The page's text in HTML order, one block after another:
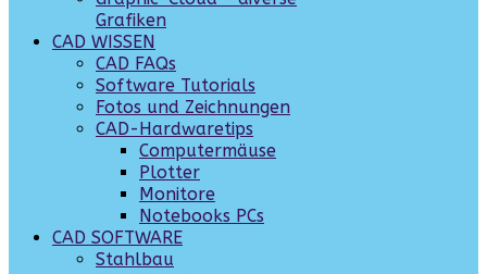
Grafiken
CAD WISSEN
CAD FAQs
Software Tutorials
Fotos und Zeichnungen
CAD-Hardwaretips
Computermäuse
Plotter
Monitore
Notebooks PCs
CAD SOFTWARE
Stahlbau